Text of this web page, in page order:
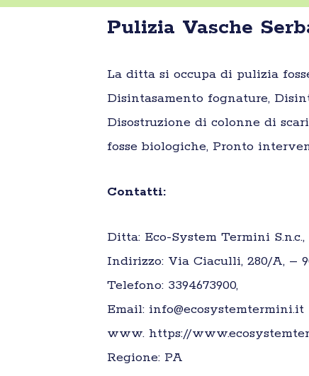
Pulizia Vasche
La ditta si occupa di pulizia
Disintasamento fognature,
Disostruzione di colonne di
fosse biologiche, Pronto
Contatti:
Ditta: Eco-System Termini S.n.c.,
Indirizzo: Via Ciaculli, 280/A, –
Telefono: 3394673900,
Email: info@ecosystemtermini.it
www. https://
Regione: PA